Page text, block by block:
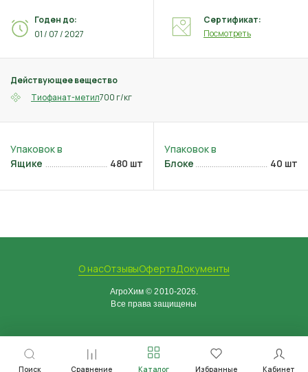
Поиск Сравнение Каталог Избранные Кабинет
Действующее вещество
Тиофанат-метил700 г/кг
Годен до:
01 / 07 / 2027
Сертификат:
Посмотреть
Ящике 480 шт Блоке 40 шт
О насОтзывыОфертаДокументы
АгроХим © 2010-2026.
Все права защищены